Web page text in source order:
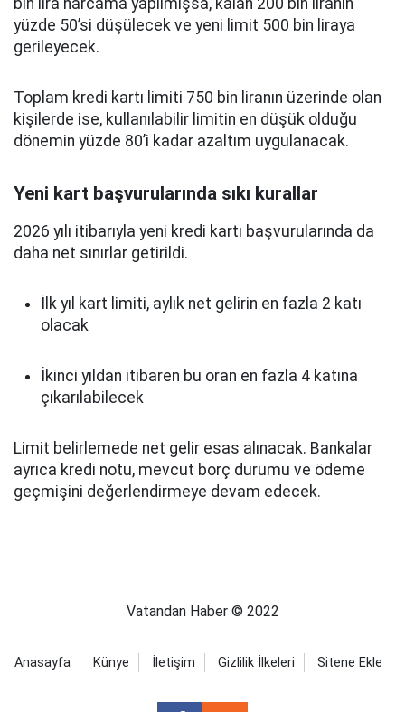
bin lira harcama yapılmışsa, kalan 200 bin liranın
yüzde 50’si düşülecek ve yeni limit 500 bin liraya
gerileyecek.
Toplam kredi kartı limiti 750 bin liranın üzerinde olan
kişilerde ise, kullanılabilir limitin en düşük olduğu
dönemin yüzde 80’i kadar azaltım uygulanacak.
Yeni kart başvurularında sıkı kurallar
2026 yılı itibarıyla yeni kredi kartı başvurularında da
daha net sınırlar getirildi.
İlk yıl kart limiti, aylık net gelirin en fazla 2 katı
olacak
İkinci yıldan itibaren bu oran en fazla 4 katına
çıkarılabilecek
Limit belirlemede net gelir esas alınacak. Bankalar
ayrıca kredi notu, mevcut borç durumu ve ödeme
geçmişini değerlendirmeye devam edecek.
Vatandan Haber © 2022
Anasayfa Künye İletişim Gizlilik İlkeleri Sitene Ekle